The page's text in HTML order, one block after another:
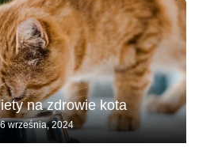
na zdrowie kota
6 września, 2024